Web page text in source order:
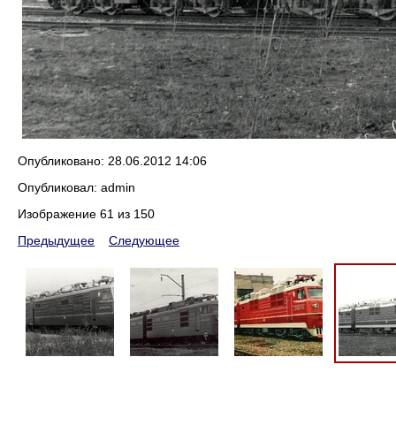
Опубликовано: 28.06.2012 14:06
Опубликовал: admin
Изображение 61 из 150
Предыдущее
Следующее